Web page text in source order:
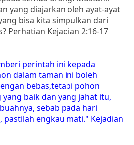
yang diajarkan oleh ayat-ayat
bisa kita simpulkan dari
Perhatian Kejadian 2:16-17
perintah ini kepada
dalam taman ini boleh
bebas,tetapi pohon
baik dan yang jahat itu,
sebab pada hari
pastilah engkau mati." Kejadian